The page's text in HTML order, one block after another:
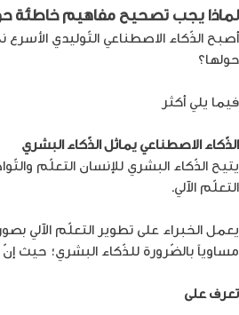
لماذا يجب تصحيح مفاهيم خاطئة
أصبح الذّكاء الاصطناعي التّوليدي
حولها؟
فيما يلي أكثر
الذّكاء الاصطناعي يماثل الذّكاء البشري
يتيح الذّكاء البشري للإنسان التعلّم
التعلّم الآلي.
يعمل الخبراء على تطوير التعلّم الآلي
مساوياً بالضّرورة للذّكاء البشري؛ حيث
تعرف على